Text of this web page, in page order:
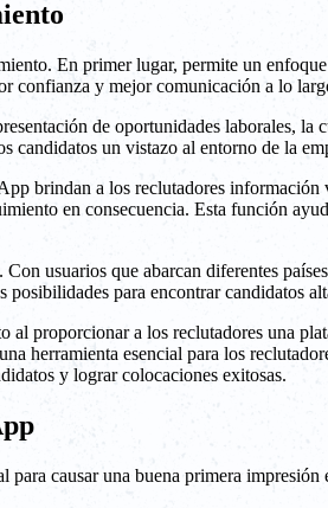
En primer lugar, permite un
confianza y mejor comunicación a lo
de oportunidades laborales,
un vistazo al entorno de la
brindan a los reclutadores
en consecuencia. Esta función
usuarios que abarcan diferentes
para encontrar candidatos
proporcionar a los reclutadores una
herramienta esencial para los
y lograr colocaciones exitosas.
causar una buena primera